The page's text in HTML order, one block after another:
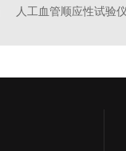
人工血管顺应性试验